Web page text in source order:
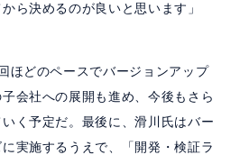
ら決めるのが良いと思います」
ほどのペースでバージョンアップ
会社への展開も進め、今後もさら
く予定だ。最後に、滑川氏はバー
実施するうえで、「開発・検証ラ